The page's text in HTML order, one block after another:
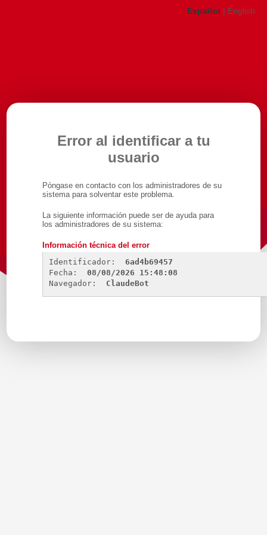
Español | English
Error al identificar a tu
usuario
Póngase en contacto con los administradores de su
sistema para solventar este problema.
La siguiente información puede ser de ayuda para
los administradores de su sistema:
Información técnica del error
Identificador:
6ad4b69457
Fecha:
08/08/2026 15:48:08
Navegador:
ClaudeBot